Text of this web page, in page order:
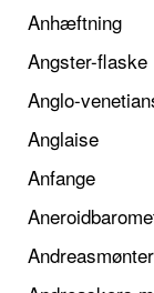
Anhæftning
Angster-flaske
Anglo-
Anglaise
Anfange
Andreasmønter